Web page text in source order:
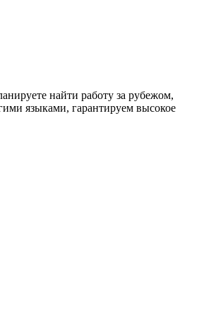
найти работу за рубежом,
языками, гарантируем высокое